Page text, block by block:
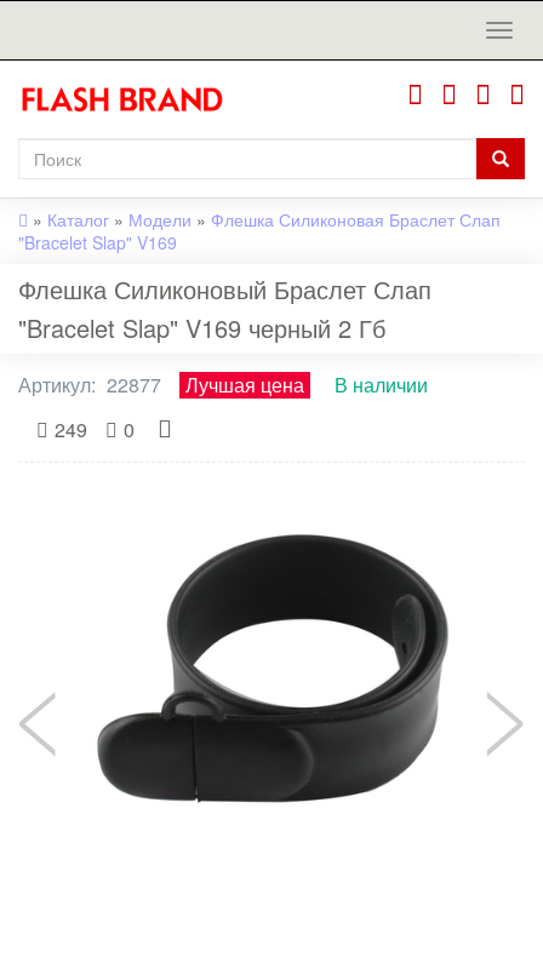
» Каталог » Модели » Флешка Силиконовая Браслет Слап
"Bracelet Slap" V169
Флешка Силиконовый Браслет Слап
"Bracelet Slap" V169 черный 2 Гб
Артикул: 22877 Лучшая цена
В наличии
249
0